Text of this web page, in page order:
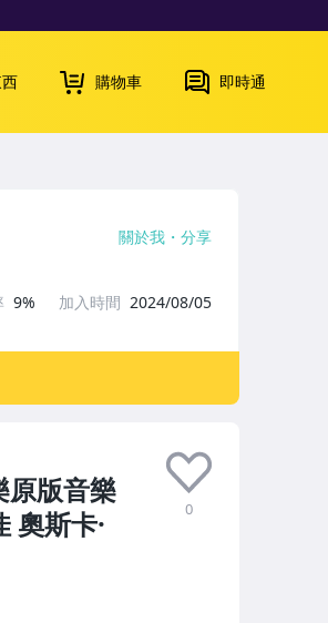
購物車 即時通
原版音樂
奧斯卡·
0
關於我 分享
9% 加入時間 2024/08/05